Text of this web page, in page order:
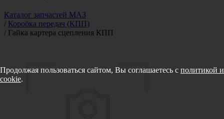
Каталог запчастей МАЗ
/ Коробка передач (КПП)
/ Гайка картера сцепления КПП
Продолжая пользоваться сайтом, Вы соглашаетесь с политикой
cookie.